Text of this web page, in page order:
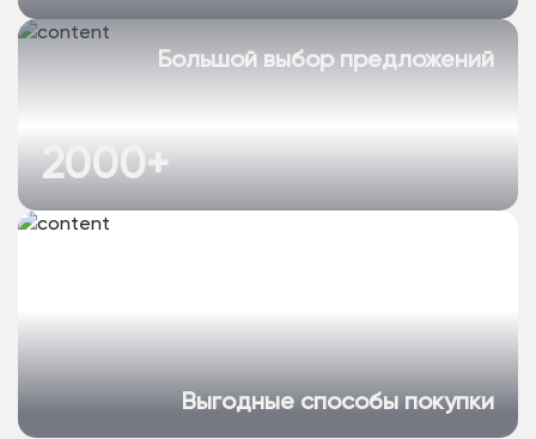
Большой выбор предложений
2000+
Выгодные способы покупки